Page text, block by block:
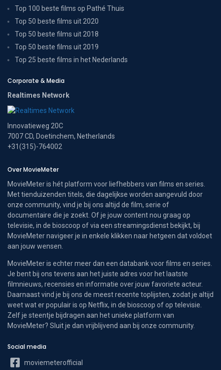
Top 100 beste films op Pathé Thuis
Top 50 beste films uit 2020
Top 50 beste films uit 2018
Top 50 beste films uit 2019
Top 25 beste films in het Nederlands
Corporate & Media
Realtimes Network
Innovatieweg 20C
7007 CD, Doetinchem, Netherlands
+31(315)-764002
Over MovieMeter
MovieMeter is hét platform voor liefhebbers van films en series.
Met tienduizenden titels, die dagelijkse worden aangevuld door
onze community, vind je bij ons altijd de film, serie of
documentaire die je zoekt. Of je jouw content nou graag op
televisie, in de bioscoop of via een streamingsdienst bekijkt, bij
MovieMeter navigeer je in enkele klikken naar hetgeen dat voldoet
aan jouw wensen.
MovieMeter is echter meer dan een databank voor films en series.
Je bent bij ons tevens aan het juiste adres voor het laatste
filmnieuws, recensies en informatie over jouw favoriete acteur.
Daarnaast vind je bij ons de meest recente toplijsten, zodat je altijd
weet wat er populair is op Netflix, in de bioscoop of op televisie.
Zelf je steentje bijdragen aan het unieke platform van
MovieMeter? Sluit je dan vrijblijvend aan bij onze community.
Social media
moviemeterofficial